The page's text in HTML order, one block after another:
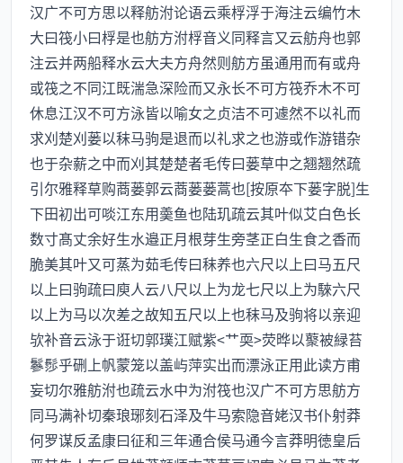
汉广不可方思以释舫泭论语云乘桴浮于海注云编竹木
大曰筏小曰桴是也舫方泭桴音义同释言又云舫舟也郭
注云并两船释水云大夫方舟然则舫方虽通用而有或舟
或筏之不同江既湍急深险而又永长不可方筏乔木不可
休息江汉不可方泳皆以喻女之贞洁不可遽然不以礼而
求刈楚刈蒌以秣马驹是退而以礼求之也游或作游错杂
也于杂薪之中而刈其楚楚者毛传曰蒌草中之翘翘然疏
引尔雅释草购蔏蒌郭云蔏蒌蒌蒿也[按原夲下蒌字脱]生
下田初出可啖江东用羮鱼也陆玑疏云其叶似艾白色长
数寸髙丈余好生水邉正月根芽生旁茎正白生食之香而
脆美其叶又可蒸为茹毛传曰秣养也六尺以上曰马五尺
以上曰驹疏曰庾人云八尺以上为龙七尺以上为騋六尺
以上为马以次差之故知五尺以上也秣马及驹将以亲迎
欤补音云泳于诳切郭璞江赋紫<艹耎>荧晔以藂被緑苔
鬖髿乎硎上帆蒙笼以盖屿萍实出而漂泳正用此读方甫
妄切尔雅舫泭也疏云水中为泭筏也汉广不可方思舫方
同马满补切秦琅琊刻石泽及牛马索隐音姥汉书仆射莽
何罗谋反孟康曰征和三年通合侯马通今言莽明徳皇后